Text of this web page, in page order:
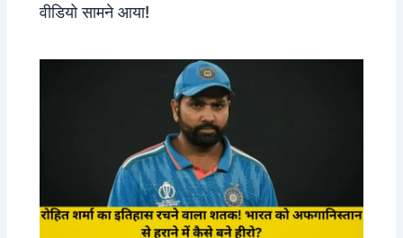
वीडियो सामने आया!